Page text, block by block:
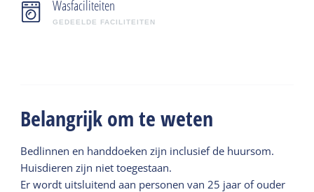
Wasfaciliteiten
GEDEELDE FACILITEITEN
Belangrijk om te weten
Bedlinnen en handdoeken zijn inclusief de huursom.
Huisdieren zijn niet toegestaan.
Er wordt uitsluitend aan personen van 25 jaar of ouder